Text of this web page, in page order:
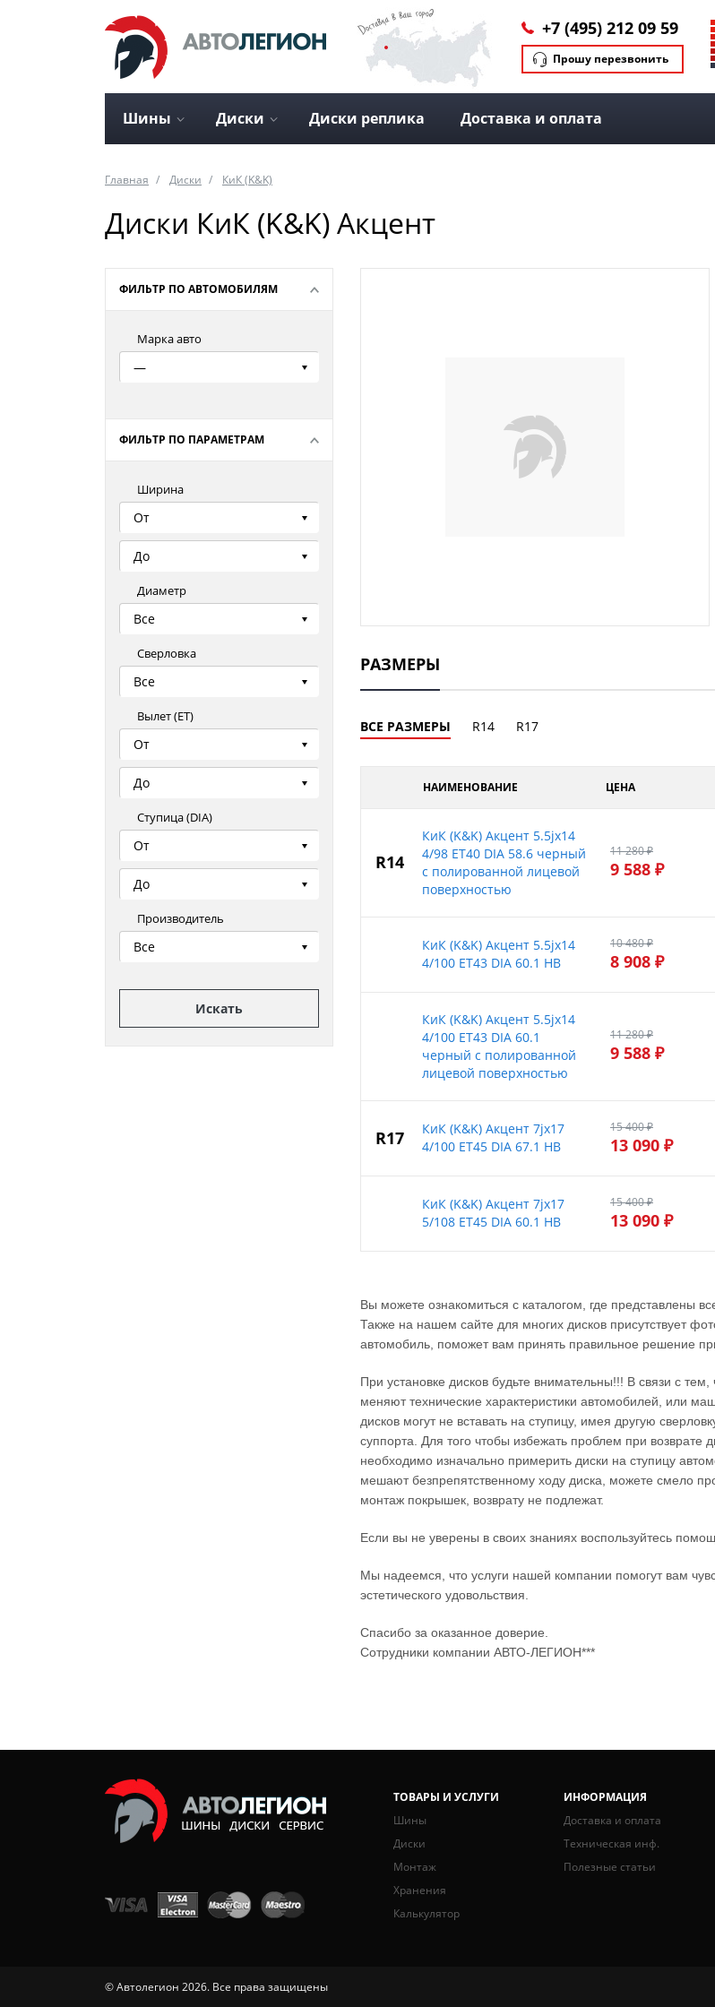
+7 (495) 212 09 59
Прошу перезвонить
Шины Диски Диски реплика Доставка и оплата
Главная Диски КиК (K&K)
Диски КиК (K&K) Акцент
ФИЛЬТР ПО АВТОМОБИЛЯМ
Марка авто
—
ФИЛЬТР ПО ПАРАМЕТРАМ
Ширина
От
До
Диаметр
Все
Сверловка
Все
Вылет (ЕТ)
От
До
Ступица (DIA)
От
До
Производитель
Все
Искать
РАЗМЕРЫ
ВСЕ РАЗМЕРЫ R14 R17
НАИМЕНОВАНИЕ ЦЕНА
R14
КиК (K&K) Акцент 5.5jx14
4/98 ET40 DIA 58.6 черный
с полированной лицевой
поверхностью
11 280 ₽
9 588 ₽
КиК (K&K) Акцент 5.5jx14
4/100 ET43 DIA 60.1 HB
10 480 ₽
8 908 ₽
КиК (K&K) Акцент 5.5jx14
4/100 ET43 DIA 60.1
черный с полированной
лицевой поверхностью
11 280 ₽
9 588 ₽
R17
КиК (K&K) Акцент 7jx17
4/100 ET45 DIA 67.1 HB
15 400 ₽
13 090 ₽
КиК (K&K) Акцент 7jx17
5/108 ET45 DIA 60.1 HB
15 400 ₽
13 090 ₽
Вы можете ознакомиться с каталогом, где представлены
Также на нашем сайте для многих дисков присутствует
автомобиль, поможет вам принять правильное решение
При установке дисков будьте внимательны!!! В связи с
меняют технические характеристики автомобилей, или
дисков могут не вставать на ступицу, имея другую
суппорта. Для того чтобы избежать проблем при возврате
необходимо изначально примерить диски на ступицу
мешают безпрепятственному ходу диска, можете смело
монтаж покрышек, возврату не подлежат.
Если вы не уверены в своих знаниях воспользуйтесь
Мы надеемся, что услуги нашей компании помогут вам
эстетического удовольствия.
Спасибо за оказанное доверие.
Сотрудники компании АВТО-ЛЕГИОН***
ТОВАРЫ И УСЛУГИ
Шины
Диски
Монтаж
Хранения
Калькулятор
ИНФОРМАЦИЯ
Доставка и оплата
Техническая инф.
Полезные статьи
© Автолегион 2026. Все права защищены